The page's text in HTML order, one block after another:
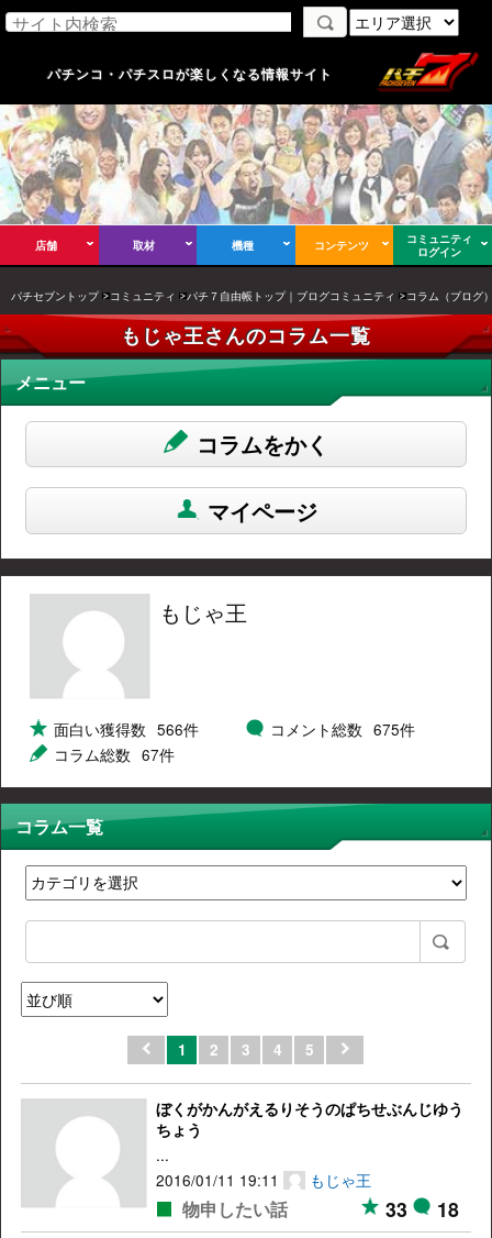
パチンコ・パチスロが楽しくなる情報サイト
店舗 取材 機種 コンテンツ
コミュニティ
ログイン
パチセブントップ コミュニティ パチ７自由帳トップ｜ブログコミュニティ コラム（ブログ
もじゃ王さんのコラム一覧
メニュー
コラムをかく
マイページ
もじゃ王
面白い獲得数 566件 コメント総数 675件
コラム総数 67件
コラム一覧
1 2 3 4 5
ぼくがかんがえるりそうのぱちせぶんじゆう
ちょう
...
2016/01/11 19:11
もじゃ王
物申したい話 33 18